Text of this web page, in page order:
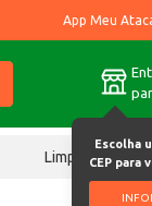
App Meu
Escolha
CEP para
Limpeza